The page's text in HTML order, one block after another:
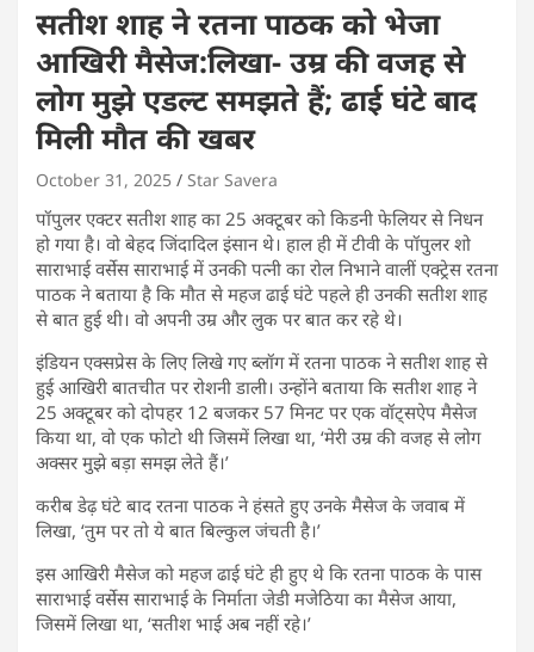
सतीश शाह ने रतना पाठक को भेजा
आखिरी मैसेज:लिखा- उम्र की वजह से
लोग मुझे एडल्ट समझते हैं; ढाई घंटे बाद
मिली मौत की खबर
October 31, 2025 Star Savera
पॉपुलर एक्टर सतीश शाह का 25 अक्टूबर को किडनी फेलियर से निधन
हो गया है। वो बेहद जिंदादिल इंसान थे। हाल ही में टीवी के पॉपुलर शो
साराभाई वर्सेस साराभाई में उनकी पत्नी का रोल निभाने वालीं एक्ट्रेस रतना
पाठक ने बताया है कि मौत से महज ढाई घंटे पहले ही उनकी सतीश शाह
से बात हुई थी। वो अपनी उम्र और लुक पर बात कर रहे थे।
इंडियन एक्सप्रेस के लिए लिखे गए ब्लॉग में रतना पाठक ने सतीश शाह से
हुई आखिरी बातचीत पर रोशनी डाली। उन्होंने बताया कि सतीश शाह ने
25 अक्टूबर को दोपहर 12 बजकर 57 मिनट पर एक वॉट्सऐप मैसेज
किया था, वो एक फोटो थी जिसमें लिखा था, ‘मेरी उम्र की वजह से लोग
अक्सर मुझे बड़ा समझ लेते हैं।’
करीब डेढ़ घंटे बाद रतना पाठक ने हंसते हुए उनके मैसेज के जवाब में
लिखा, ‘तुम पर तो ये बात बिल्कुल जंचती है।’
इस आखिरी मैसेज को महज ढाई घंटे ही हुए थे कि रतना पाठक के पास
साराभाई वर्सेस साराभाई के निर्माता जेडी मजेठिया का मैसेज आया,
जिसमें लिखा था, ‘सतीश भाई अब नहीं रहे।’